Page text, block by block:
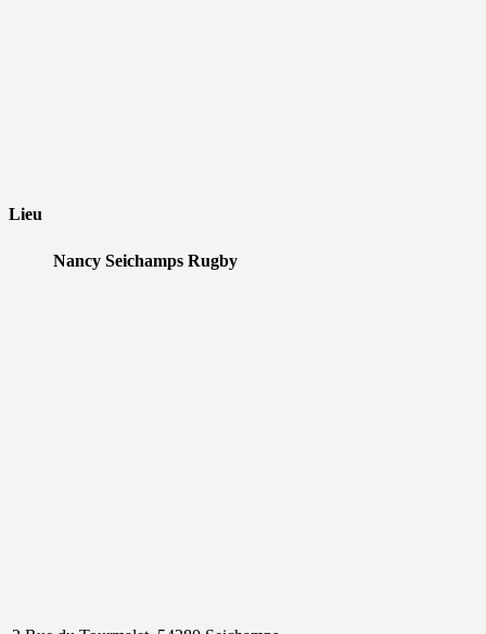
Lieu
Nancy Seichamps Rugby